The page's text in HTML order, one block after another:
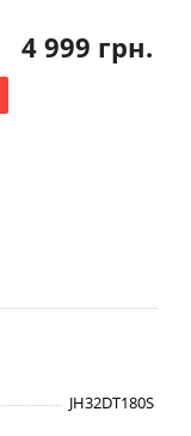
4 999 грн.
JH32DT180S